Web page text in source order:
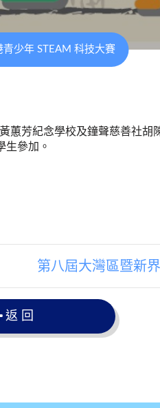
青少年 STEAM 科技大賽
芳紀念學校及鐘聲慈善社
生參加。
第八屆大灣區暨新
返 回